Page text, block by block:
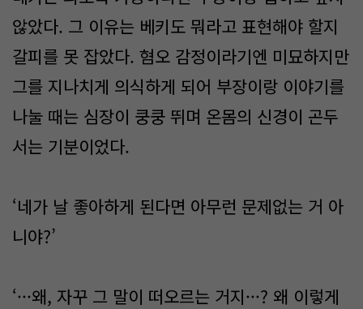
않았다. 그 이유는 베키도 뭐라고 표현해야 할지
갈피를 못 잡았다. 혐오 감정이라기엔 미묘하지만
그를 지나치게 의식하게 되어 부장이랑 이야기를
나눌 때는 심장이 쿵쿵 뛰며 온몸의 신경이 곤두
서는 기분이었다.
‘네가 날 좋아하게 된다면 아무런 문제없는 거 아
니야?’
‘···왜, 자꾸 그 말이 떠오르는 거지···? 왜 이렇게